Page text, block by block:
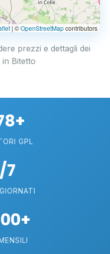
| ©OpenStreetMapcontributors
prezzi e dettagli dei
Bitetto
GPL
7